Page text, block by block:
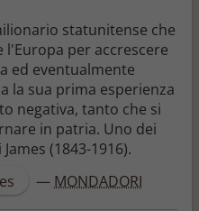
statunitense che
l'Europa per accrescere
ed eventualmente
la sua prima esperienza
negativa, tanto che si
in patria. Uno dei
(1843-1916).
— MONDADORI